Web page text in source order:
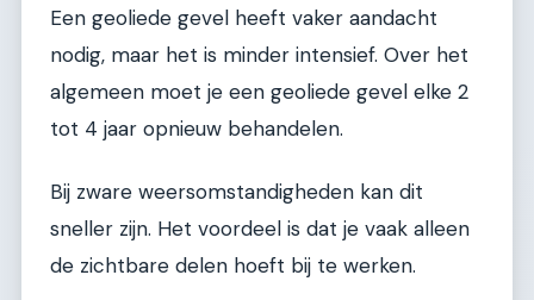
Een geoliede gevel heeft vaker aandacht
nodig, maar het is minder intensief. Over het
algemeen moet je een geoliede gevel elke 2
tot 4 jaar opnieuw behandelen.
Bij zware weersomstandigheden kan dit
sneller zijn. Het voordeel is dat je vaak alleen
de zichtbare delen hoeft bij te werken.